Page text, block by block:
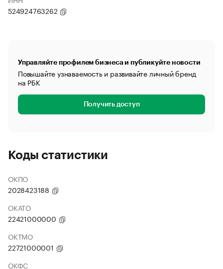
524924763262
Управляйте профилем бизнеса и публикуйте новости
Повышайте узнаваемость и развивайте личный бренд
на РБК
Получить доступ
Коды статистики
ОКПО
2028423188
ОКАТО
22421000000
ОКТМО
22721000001
ОКФС